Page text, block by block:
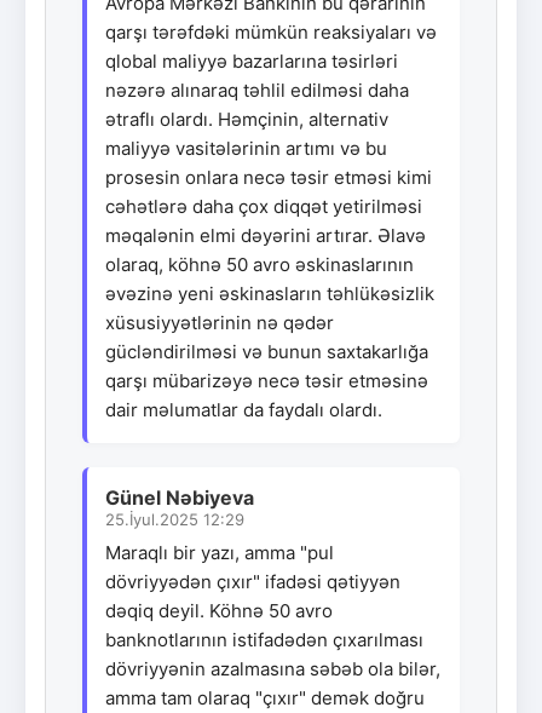
qarşı tərəfdəki mümkün reaksiyaları və
qlobal maliyyə bazarlarına təsirləri
nəzərə alınaraq təhlil edilməsi daha
ətraflı olardı. Həmçinin, alternativ
maliyyə vasitələrinin artımı və bu
prosesin onlara necə təsir etməsi kimi
cəhətlərə daha çox diqqət yetirilməsi
məqalənin elmi dəyərini artırar. Əlavə
olaraq, köhnə 50 avro əskinaslarının
əvəzinə yeni əskinasların təhlükəsizlik
xüsusiyyətlərinin nə qədər
gücləndirilməsi və bunun saxtakarlığa
qarşı mübarizəyə necə təsir etməsinə
dair məlumatlar da faydalı olardı.
Günel Nəbiyeva
25.İyul.2025 12:29
Maraqlı bir yazı, amma "pul
dövriyyədən çıxır" ifadəsi qətiyyən
dəqiq deyil. Köhnə 50 avro
banknotlarının istifadədən çıxarılması
dövriyyənin azalmasına səbəb ola bilər,
amma tam olaraq "çıxır" demək doğru